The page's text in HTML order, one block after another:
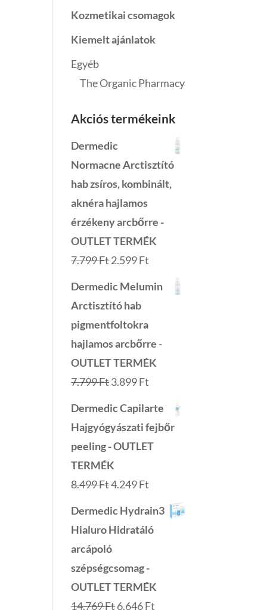
Kozmetikai csomagok
Kiemelt ajánlatok
Egyéb
The Organic Pharmacy
Akciós termékeink
Dermedic
Normacne Arctisztító
hab zsíros, kombinált,
aknéra hajlamos
érzékeny arcbőrre -
OUTLET TERMÉK
7.799FtOriginal
2.599Ft
Dermedic Melumin
Arctisztító hab
pigmentfoltokra
hajlamos arcbőrre -
OUTLET TERMÉK
7.799FtOriginal
3.899Ft
Dermedic Capilarte
Hajgyógyászati fejbőr
peeling - OUTLET
TERMÉK
8.499FtOriginal
4.249Ft
price
Dermedic Hydrain3
Hialuro Hidratáló
arcápoló
szépségcsomag -
OUTLET TERMÉK
14.769FtOriginal
6.646Ft